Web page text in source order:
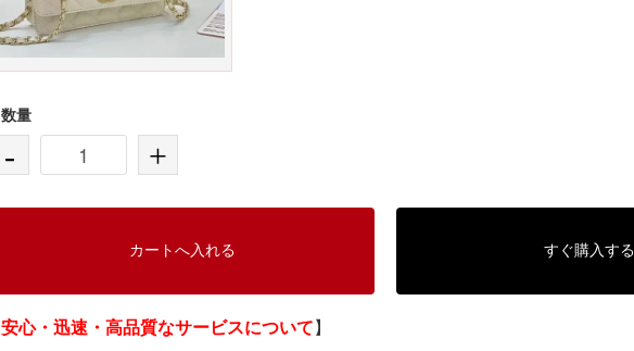
数量
- +
カートへ入れる すぐ購入する
安心・迅速・高品質なサービスについて 】